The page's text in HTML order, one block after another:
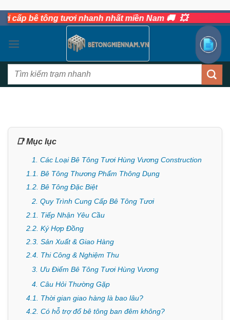
Bỏ
nội
bê tông tươi nhanh nhất miền Nam 🚚💥
Tìm
📑 Mục lục
1. Các Loại Bê Tông Tươi Hùng Vương Construction
1.1. Bê Tông Thương Phẩm Thông Dụng
1.2. Bê Tông Đặc Biệt
2. Quy Trình Cung Cấp Bê Tông Tươi
2.1. Tiếp Nhận Yêu Cầu
2.2. Ký Hợp Đồng
2.3. Sản Xuất & Giao Hàng
2.4. Thi Công & Nghiệm Thu
3. Ưu Điểm Bê Tông Tươi Hùng Vương
4. Câu Hỏi Thường Gặp
4.1. Thời gian giao hàng là bao lâu?
4.2. Có hỗ trợ đổ bê tông ban đêm không?